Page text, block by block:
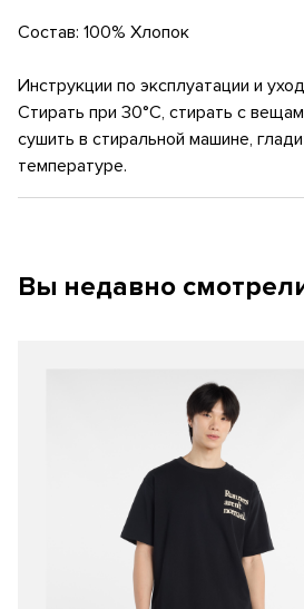
Состав: 100% Хлопок
Инструкции по эксплуатации и
Стирать при 30°C, стирать с
сушить в стиральной машине,
температуре.
Вы недавно